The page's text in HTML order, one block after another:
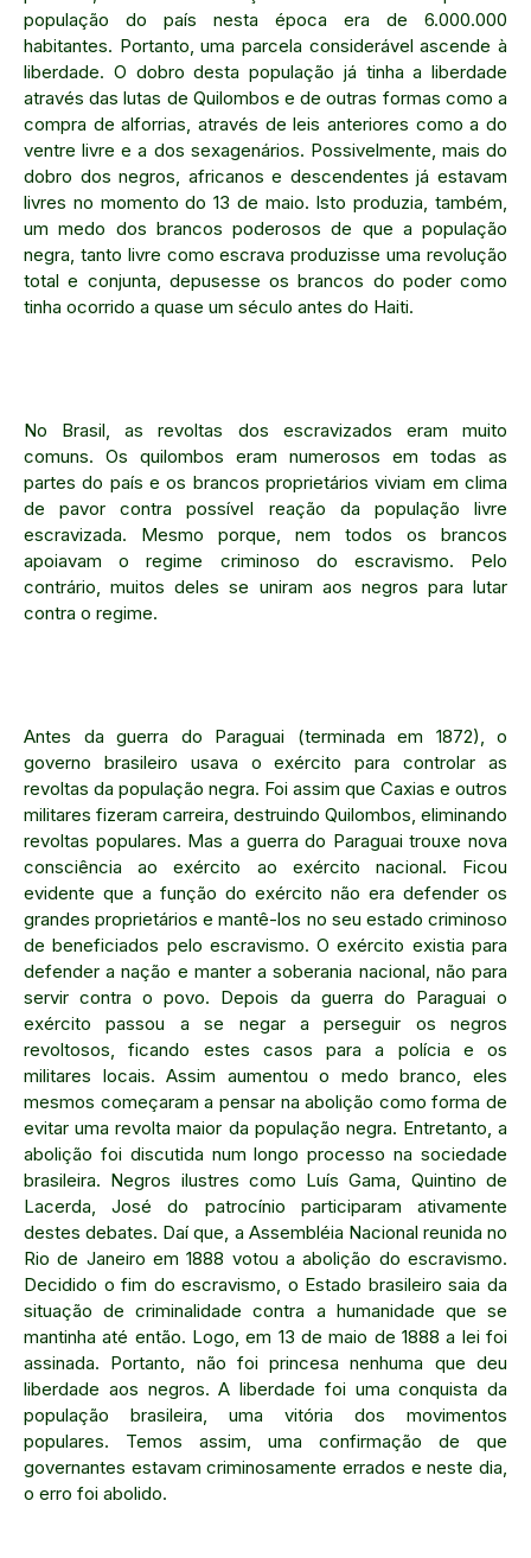
população do país nesta época era de 6.000.000
habitantes. Portanto, uma parcela considerável ascende à
liberdade. O dobro desta população já tinha a liberdade
através das lutas de Quilombos e de outras formas como a
compra de alforrias, através de leis anteriores como a do
ventre livre e a dos sexagenários. Possivelmente, mais do
dobro dos negros, africanos e descendentes já estavam
livres no momento do 13 de maio. Isto produzia, também,
um medo dos brancos poderosos de que a população
negra, tanto livre como escrava produzisse uma revolução
total e conjunta, depusesse os brancos do poder como
tinha ocorrido a quase um século antes do Haiti.
No Brasil, as revoltas dos escravizados eram muito
comuns. Os quilombos eram numerosos em todas as
partes do país e os brancos proprietários viviam em clima
de pavor contra possível reação da população livre
escravizada. Mesmo porque, nem todos os brancos
apoiavam o regime criminoso do escravismo. Pelo
contrário, muitos deles se uniram aos negros para lutar
contra o regime.
Antes da guerra do Paraguai (terminada em 1872), o
governo brasileiro usava o exército para controlar as
revoltas da população negra. Foi assim que Caxias e outros
militares fizeram carreira, destruindo Quilombos, eliminando
revoltas populares. Mas a guerra do Paraguai trouxe nova
consciência ao exército ao exército nacional. Ficou
evidente que a função do exército não era defender os
grandes proprietários e mantê-los no seu estado criminoso
de beneficiados pelo escravismo. O exército existia para
defender a nação e manter a soberania nacional, não para
servir contra o povo. Depois da guerra do Paraguai o
exército passou a se negar a perseguir os negros
revoltosos, ficando estes casos para a polícia e os
militares locais. Assim aumentou o medo branco, eles
mesmos começaram a pensar na abolição como forma de
evitar uma revolta maior da população negra. Entretanto, a
abolição foi discutida num longo processo na sociedade
brasileira. Negros ilustres como Luís Gama, Quintino de
Lacerda, José do patrocínio participaram ativamente
destes debates. Daí que, a Assembléia Nacional reunida no
Rio de Janeiro em 1888 votou a abolição do escravismo.
Decidido o fim do escravismo, o Estado brasileiro saia da
situação de criminalidade contra a humanidade que se
mantinha até então. Logo, em 13 de maio de 1888 a lei foi
assinada. Portanto, não foi princesa nenhuma que deu
liberdade aos negros. A liberdade foi uma conquista da
população brasileira, uma vitória dos movimentos
populares. Temos assim, uma confirmação de que
governantes estavam criminosamente errados e neste dia,
o erro foi abolido.